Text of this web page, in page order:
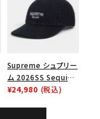
る
Supreme シュプリー
ム 2026SS Sequin
Denim Classic
¥24,980 (税込)